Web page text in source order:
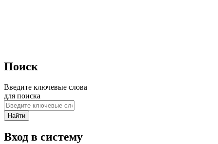
Поиск
Введите ключевые слова
для поиска
Вход в систему